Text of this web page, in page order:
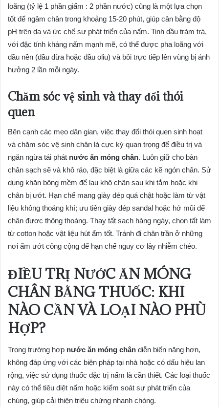
loãng (tỷ lệ 1 phần giấm : 2 phần nước) cũng là một lựa chọn
tốt để ngâm chân trong khoảng 15-20 phút, giúp cân bằng độ
pH trên da và ức chế sự phát triển của nấm. Tinh dầu tràm trà,
với đặc tính kháng nấm mạnh mẽ, có thể được pha loãng với
dầu nền (dầu dừa hoặc dầu oliu) và bôi trực tiếp lên vùng bị ảnh
hưởng 2 lần mỗi ngày.
Chăm sóc vệ sinh và thay đổi thói
quen
Bên cạnh các mẹo dân gian, việc thay đổi thói quen sinh hoạt
và chăm sóc vệ sinh chân là cực kỳ quan trọng để điều trị và
ngăn ngừa tái phát nước ăn móng chân. Luôn giữ cho bàn
chân sạch sẽ và khô ráo, đặc biệt là giữa các kẽ ngón chân. Sử
dụng khăn bông mềm để lau khô chân sau khi tắm hoặc khi
chân bị ướt. Hạn chế mang giày dép quá chật hoặc làm từ vật
liệu không thoáng khí; ưu tiên giày dép sandal hoặc hở mũi để
chân được thông thoáng. Thay tất sạch hàng ngày, chọn tất làm
từ cotton hoặc vật liệu hút ẩm tốt. Tránh đi chân trần ở những
nơi ẩm ướt công cộng để hạn chế nguy cơ lây nhiễm chéo.
ĐIỀU TRỊ NƯỚC ĂN MÓNG
CHÂNBẰNG THUỐC: KHI
NÀO CẦN VÀ LOẠI NÀO PHÙ
HỢP?
Trong trường hợp nước ăn móng chân diễn biến nặng hơn,
không đáp ứng với các biện pháp tại nhà hoặc có dấu hiệu lan
rộng, việc sử dụng thuốc đặc trị nấm là cần thiết. Các loại thuốc
này có thể tiêu diệt nấm hoặc kiểm soát sự phát triển của
chúng, giúp cải thiện triệu chứng nhanh chóng.